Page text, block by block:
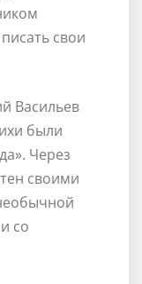
свои
Васильев
были
Через
своими
со